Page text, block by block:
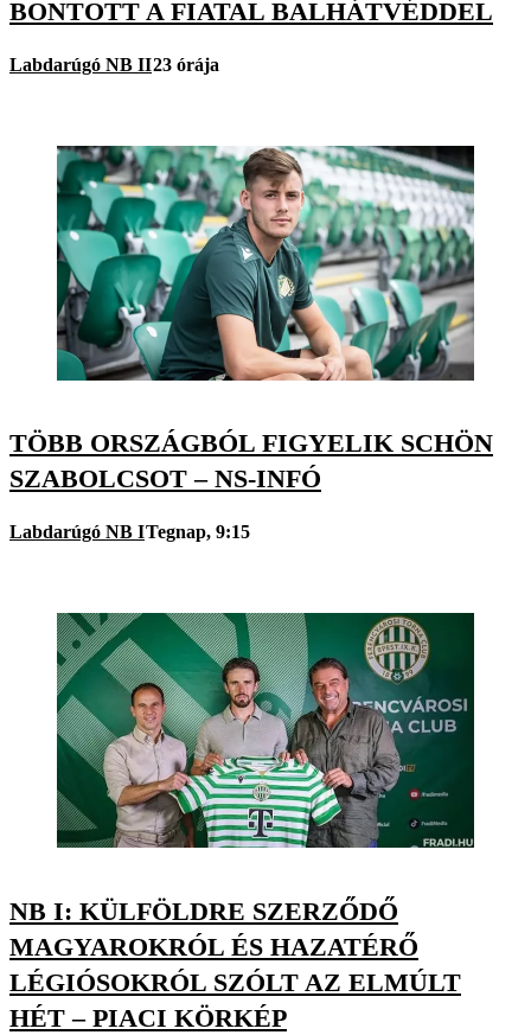
BONTOTT A FIATAL BALHÁTVÉDDEL
Labdarúgó NB II23 órája
TÖBB ORSZÁGBÓL FIGYELIK SCHÖN
SZABOLCSOT – NS-INFÓ
Labdarúgó NB ITegnap, 9:15
NB I: KÜLFÖLDRE SZERZŐDŐ
MAGYAROKRÓL ÉS HAZATÉRŐ
LÉGIÓSOKRÓL SZÓLT AZ ELMÚLT
HÉT – PIACI KÖRKÉP